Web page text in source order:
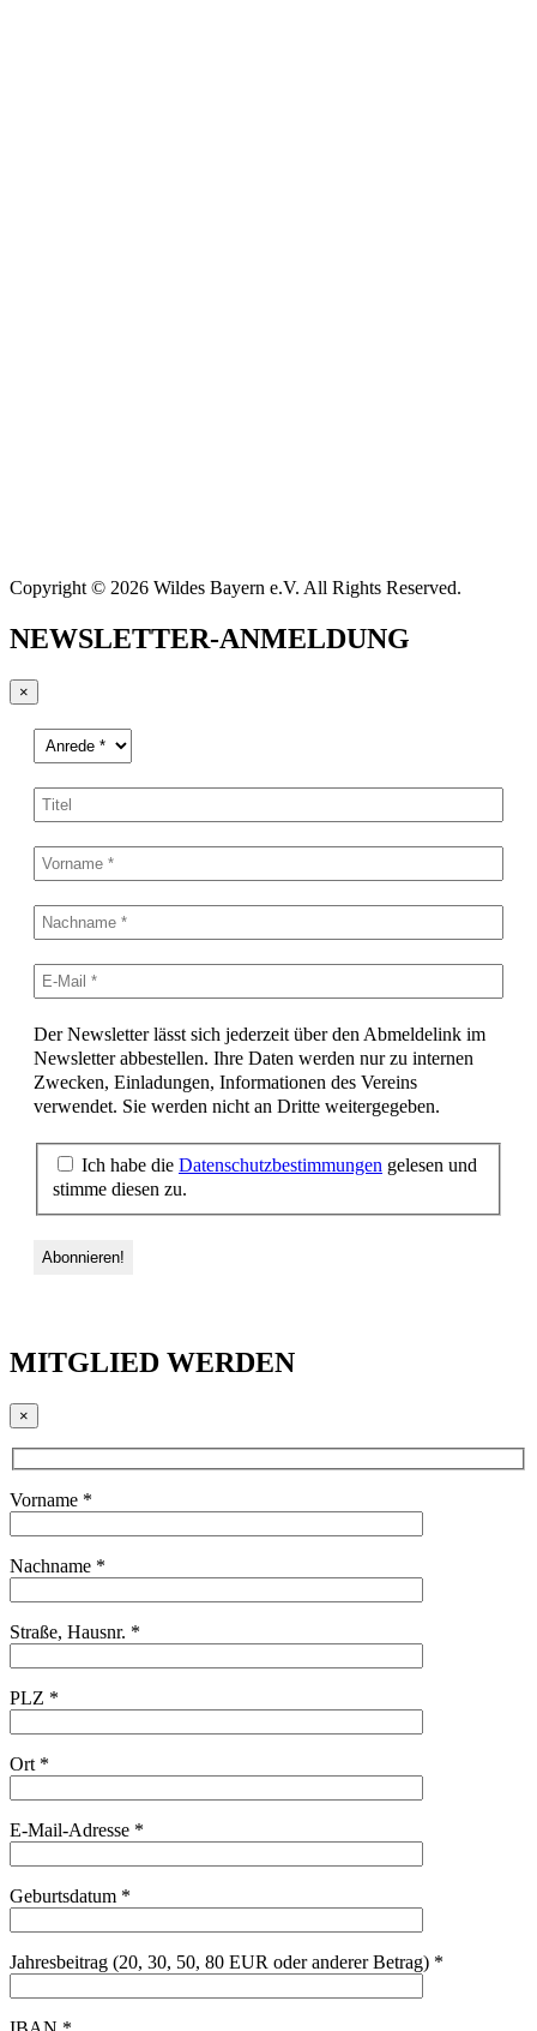
Copyright © 2026 Wildes Bayern e.V. All Rights Reserved.
NEWSLETTER-ANMELDUNG
×
Der Newsletter lässt sich jederzeit über den Abmeldelink im
Newsletter abbestellen. Ihre Daten werden nur zu internen
Zwecken, Einladungen, Informationen des Vereins
verwendet. Sie werden nicht an Dritte weitergegeben.
Ich habe die Datenschutzbestimmungen gelesen und
stimme diesen zu.
MITGLIED WERDEN
×
Vorname *
Nachname *
Straße, Hausnr. *
PLZ *
Ort *
E-Mail-Adresse *
Geburtsdatum *
Jahresbeitrag (20, 30, 50, 80 EUR oder anderer Betrag) *